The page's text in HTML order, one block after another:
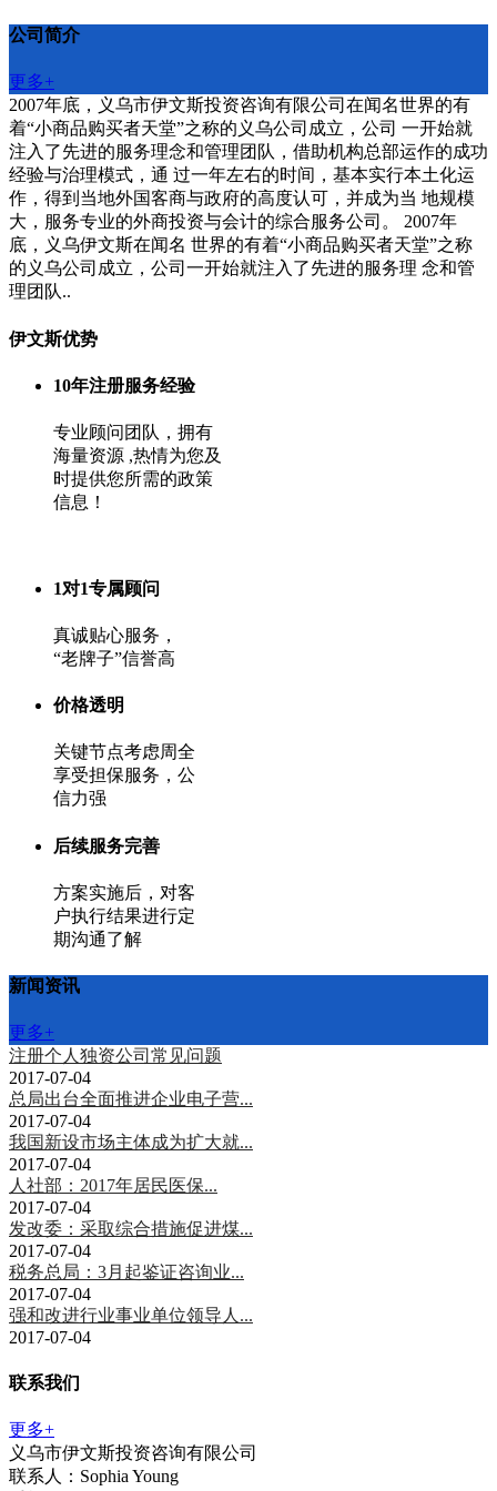
公司简介
更多+
2007年底，义乌市伊文斯投资咨询有限公司在闻名世界的有
着“小商品购买者天堂”之称的义乌公司成立，公司 一开始就
注入了先进的服务理念和管理团队，借助机构总部运作的成功
经验与治理模式，通 过一年左右的时间，基本实行本土化运
作，得到当地外国客商与政府的高度认可，并成为当 地规模
大，服务专业的外商投资与会计的综合服务公司。 2007年
底，义乌伊文斯在闻名 世界的有着“小商品购买者天堂”之称
的义乌公司成立，公司一开始就注入了先进的服务理 念和管
理团队..
伊文斯优势
10年注册服务经验
专业顾问团队，拥有
海量资源 ,热情为您及
时提供您所需的政策
信息！
1对1专属顾问
真诚贴心服务，
“老牌子”信誉高
价格透明
关键节点考虑周全
享受担保服务，公
信力强
后续服务完善
方案实施后，对客
户执行结果进行定
期沟通了解
新闻资讯
更多+
注册个人独资公司常见问题
2017-07-04
总局出台全面推进企业电子营...
2017-07-04
我国新设市场主体成为扩大就...
2017-07-04
人社部：2017年居民医保...
2017-07-04
发改委：采取综合措施促进煤...
2017-07-04
税务总局：3月起鉴证咨询业...
2017-07-04
强和改进行业事业单位领导人...
2017-07-04
联系我们
更多+
义乌市伊文斯投资咨询有限公司
联系人：Sophia Young